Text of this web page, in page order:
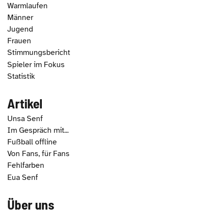
Warmlaufen
Männer
Jugend
Frauen
Stimmungsbericht
Spieler im Fokus
Statistik
Artikel
Unsa Senf
Im Gespräch mit...
Fußball offline
Von Fans, für Fans
Fehlfarben
Eua Senf
Über uns